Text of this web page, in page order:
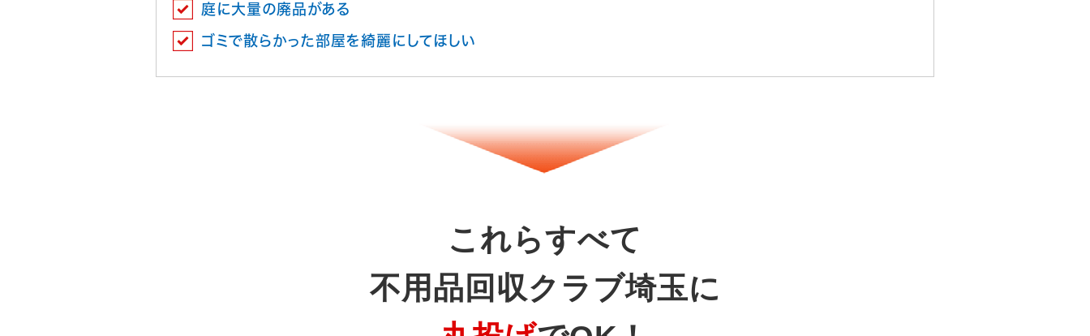
庭に大量の廃品がある
ゴミで散らかった部屋を綺麗にしてほしい
これらすべて
不用品回収クラブ埼玉に